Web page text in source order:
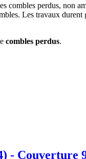
perdus, non
Les travaux
combles perdus.
- Couverture